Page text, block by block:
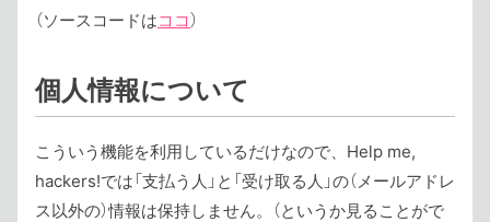
（ソースコードはココ）
個人情報について
こういう機能を利用しているだけなので、Help me,
hackers!では「支払う人」と「受け取る人」の（メールアドレ
ス以外の）情報は保持しません。（というか見ることがで